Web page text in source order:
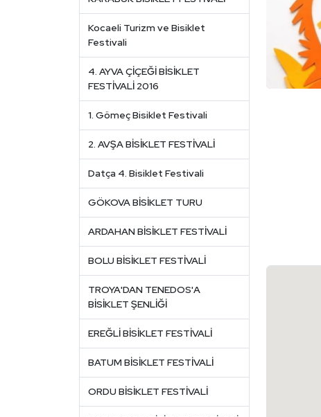
Kocaeli Turizm ve Bisiklet
Festivali
4. AYVA ÇİÇEĞİ BİSİKLET
FESTİVALİ 2016
1. Gömeç Bisiklet Festivali
2. AVŞA BİSİKLET FESTİVALİ
Datça 4. Bisiklet Festivali
GÖKOVA BİSİKLET TURU
ARDAHAN BİSİKLET FESTİVALİ
BOLU BİSİKLET FESTİVALİ
TROYA'DAN TENEDOS'A
BİSİKLET ŞENLİĞİ
EREĞLİ BİSİKLET FESTİVALİ
BATUM BİSİKLET FESTİVALİ
ORDU BİSİKLET FESTİVALİ